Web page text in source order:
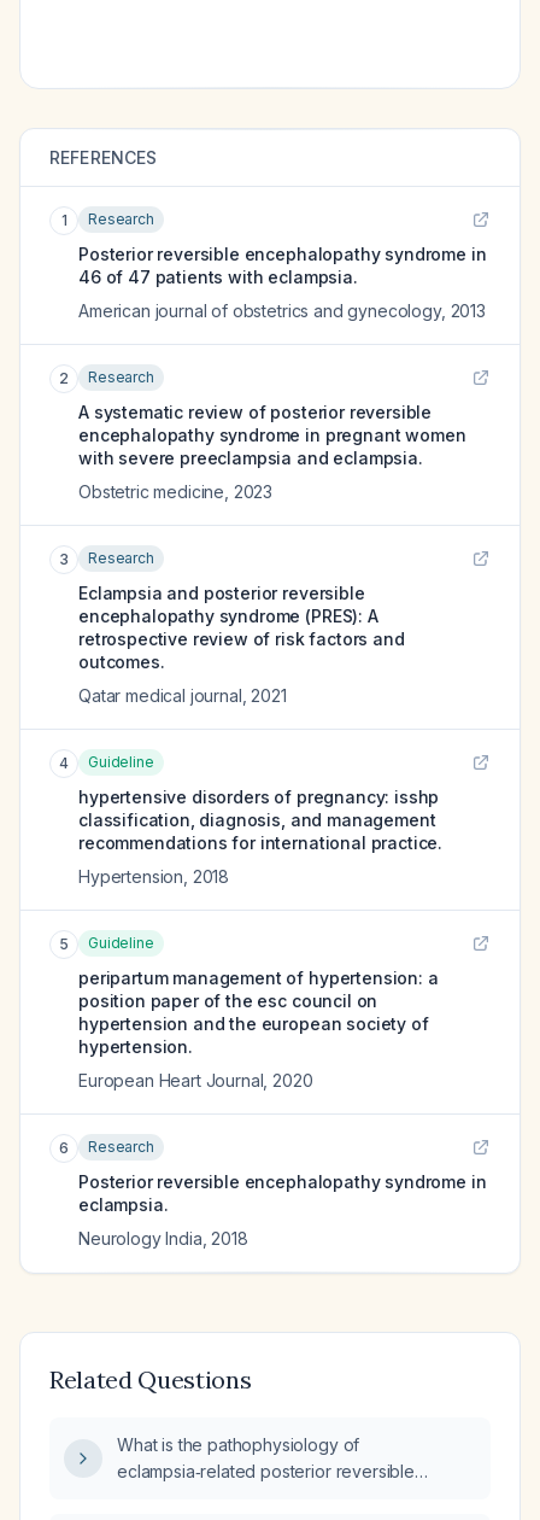
REFERENCES
1 Research
Posterior reversible encephalopathy syndrome in
46 of 47 patients with eclampsia.
American journal of obstetrics and gynecology, 2013
2 Research
A systematic review of posterior reversible
encephalopathy syndrome in pregnant women
with severe preeclampsia and eclampsia.
Obstetric medicine 2023
3 Research
Eclampsia and posterior reversible
encephalopathy syndrome (PRES): A
retrospective review of risk factors and
outcomes.
Qatar medical journal 2021
4 Guideline
hypertensive disorders of pregnancy: isshp
classification, diagnosis, and management
recommendations for international practice.
Hypertension 2018
5 Guideline
peripartum management of hypertension: a
position paper of the esc council on
hypertension and the european society of
hypertension.
European Heart Journal 2020
6 Research
Posterior reversible encephalopathy syndrome in
eclampsia.
Neurology India 2018
Related Questions
What is the pathophysiology of
eclampsia‑related posterior reversible